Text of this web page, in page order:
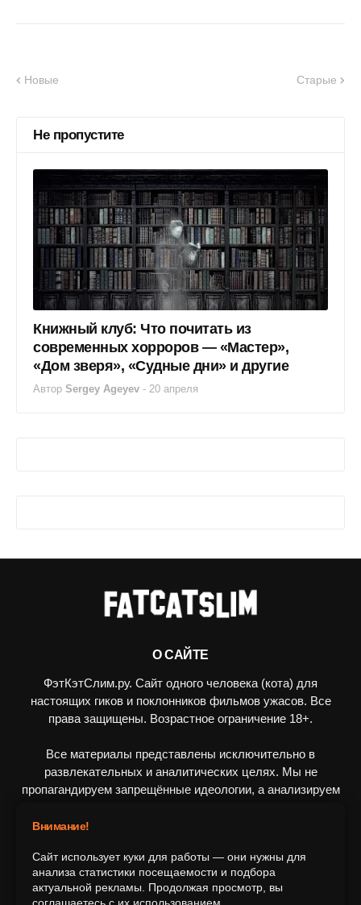
Новые Старые
Не пропустите
Книжный клуб: Что почитать из
современных хорроров — «Мастер»,
«Дом зверя», «Судные дни» и другие
Автор Sergey Ageyev - 20 апреля
О САЙТЕ
ФэтКэтСлим.ру. Сайт одного человека (кота) для
настоящих гиков и поклонников фильмов ужасов. Все
права защищены. Возрастное ограничение 18+.
Все материалы представлены исключительно в
развлекательных и аналитических целях. Мы не
пропагандируем запрещённые идеологии, а анализируем
ПОДПИШИТЕСЬ НА НАС
Внимание!
Сайт использует куки для работы — они нужны для
анализа статистики посещаемости и подбора
актуальной рекламы. Продолжая просмотр, вы